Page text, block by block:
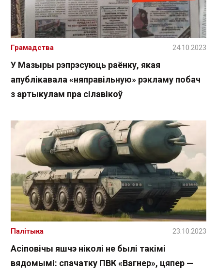
У Мазыры рэпрэсуюць раёнку, якая
апублікавала «няправільную» рэкламу побач
з артыкулам пра сілавікоў
Грамадства 24.10.2023
Асіповічы яшчэ ніколі не былі такімі
вядомымі: спачатку ПВК «Вагнер», цяпер —
Палітыка 23.10.2023